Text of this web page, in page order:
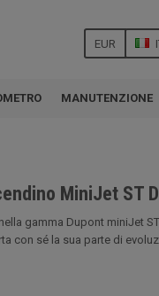
EUR
MANUTENZIONE
MiniJet ST
gamma Dupont miniJet
con sé la sua parte di